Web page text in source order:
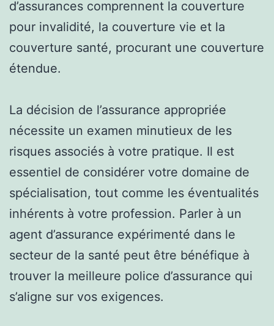
d’assurances comprennent la couverture
pour invalidité, la couverture vie et la
couverture santé, procurant une couverture
étendue.
La décision de l’assurance appropriée
nécessite un examen minutieux de les
risques associés à votre pratique. Il est
essentiel de considérer votre domaine de
spécialisation, tout comme les éventualités
inhérents à votre profession. Parler à un
agent d’assurance expérimenté dans le
secteur de la santé peut être bénéfique à
trouver la meilleure police d’assurance qui
s’aligne sur vos exigences.